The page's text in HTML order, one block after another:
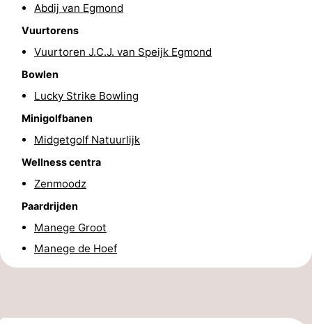
Steden
Sporten
Zwembaden
Fietsen
Wandelen
Paardrijden
Surfen
Eten
Abdij van Egmond
Vuurtorens
Vuurtoren J.C.J. van Speijk Egmond
Bowlen
Lucky Strike Bowling
Minigolfbanen
Midgetgolf Natuurlijk
Wellness centra
Zenmoodz
Paardrijden
Manege Groot
Manege de Hoef